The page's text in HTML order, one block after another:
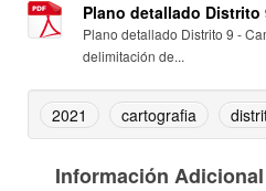
Plano detallado
Plano detallado Distrito 9 -
delimitación de...
2021 cartografia
Información Adicional